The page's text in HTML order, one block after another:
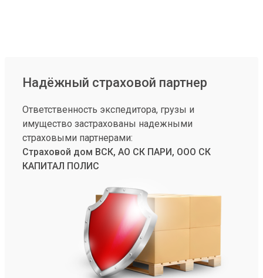
Надёжный страховой партнер
Ответственность экспедитора, грузы и
имущество застрахованы надежными
страховыми партнерами:
Страховой дом ВСК, АО СК ПАРИ, ООО СК
КАПИТАЛ ПОЛИС